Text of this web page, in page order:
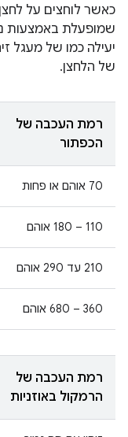
יעילה כמו של מעגל
של הלחצן.
רמת העכבה של
הכפתור
70 אוהם או פחות
110 – 180 אוהם
210 עד 290 אוהם
360 – 680 אוהם
רמת העכבה של
הרמקול באוזניות